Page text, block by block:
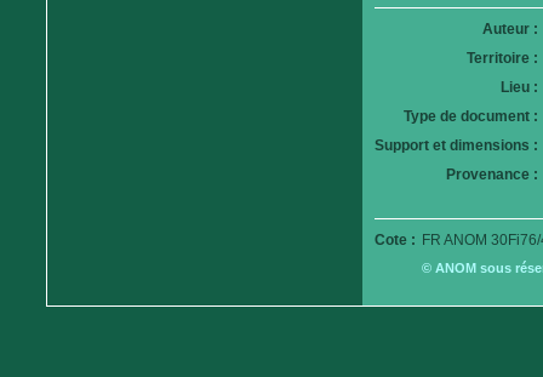
Auteur :
Territoire :
Lieu :
Type de document :
Support et dimensions :
Provenance :
Cote : FR ANOM
© ANOM sous